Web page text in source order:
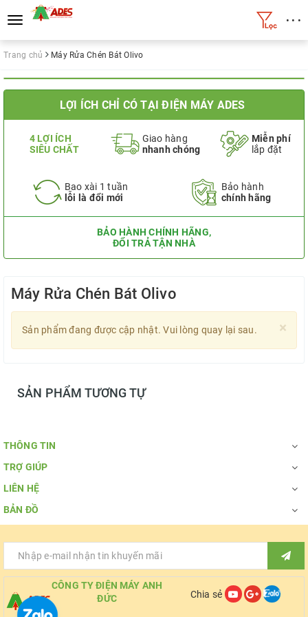
Toggle
navigation
• • •
Trang chủ Máy Rửa Chén Bát Olivo
LỢI ÍCH CHỈ CÓ TẠI ĐIỆN MÁY ADES
4 LỢI ÍCH
SIÊU CHẤT
Giao hàng
nhanh chóng
Miễn phí
lắp đặt
Bao xài 1 tuần
lỗi là đổi mới
Bảo hành
chính hãng
BẢO HÀNH CHÍNH HÃNG,
ĐỔI TRẢ TẬN NHÀ
Máy Rửa Chén Bát Olivo
×
Sản phẩm đang được cập nhật. Vui lòng quay lại sau.
SẢN PHẨM TƯƠNG TỰ
THÔNG TIN
TRỢ GIÚP
LIÊN HỆ
BẢN ĐỒ
CÔNG TY ĐIỆN MÁY ANH
ĐỨC
Chia sẻ